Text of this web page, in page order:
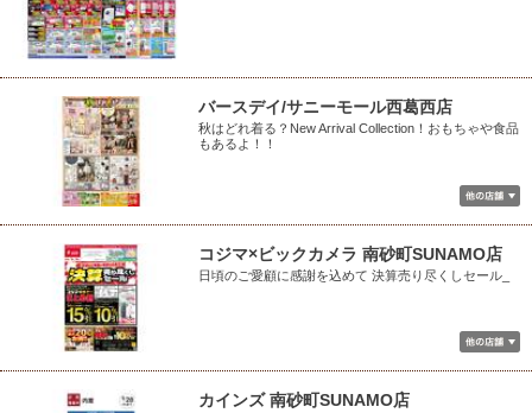
バースデイ/サニーモール西葛西店
秋はどれ着る？New Arrival Collection！おもちゃや食品
もあるよ！！
コジマ×ビックカメラ 南砂町SUNAMO店
日頃のご愛顧に感謝を込めて 決算売り尽くしセール_
カインズ 南砂町SUNAMO店